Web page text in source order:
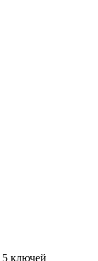
ключей